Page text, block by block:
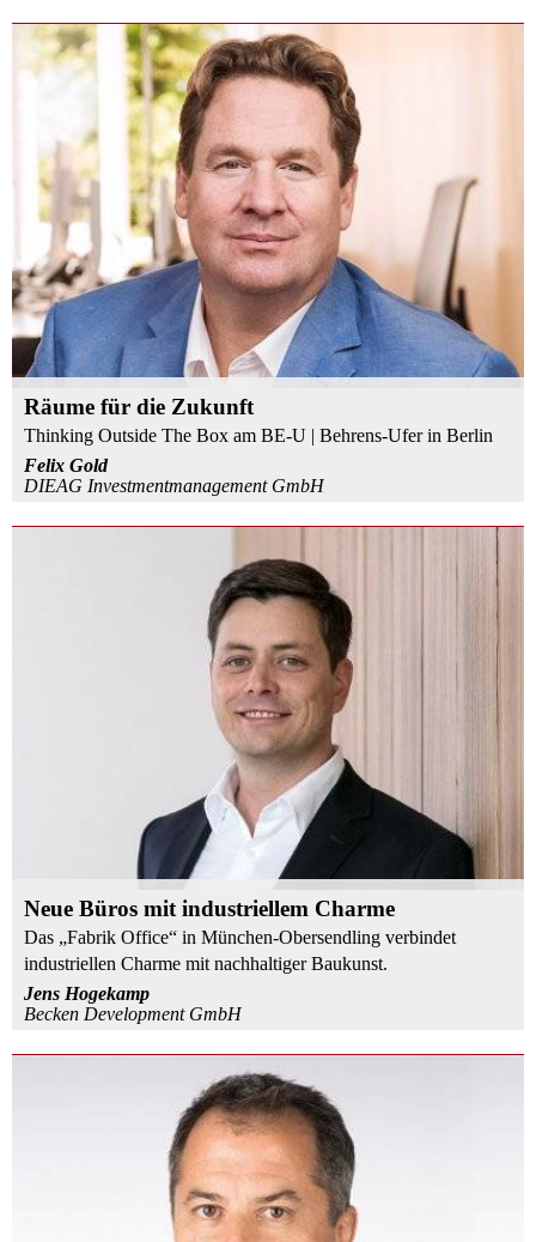
Räume für die Zukunft
Thinking Outside The Box am BE-U | Behrens-Ufer in Berlin
Felix Gold
DIEAG Investmentmanagement GmbH
Neue Büros mit industriellem Charme
Das „Fabrik Office“ in München-Obersendling verbindet
industriellen Charme mit nachhaltiger Baukunst.
Jens Hogekamp
Becken Development GmbH